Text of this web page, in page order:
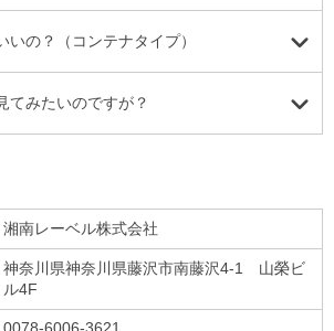
いの？（コンテナタイプ）
てみたいのですが？
湘南レーベル株式会社
神奈川県神奈川県藤沢市南藤沢4-1 山榮ビ
ル4F